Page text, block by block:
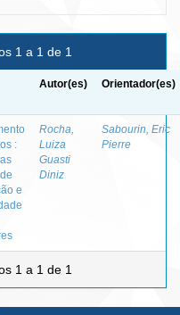
1 a 1 de 1
Autor(es) Orientador(es)
:
e
Rocha,
Luiza
Guasti
Diniz
Sabourin, Eric
Pierre
1 a 1 de 1